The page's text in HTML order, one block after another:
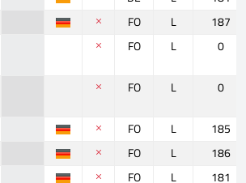
FO L
187
FO L
0
FO L
0
FO L
185
FO L
186
FO L
181